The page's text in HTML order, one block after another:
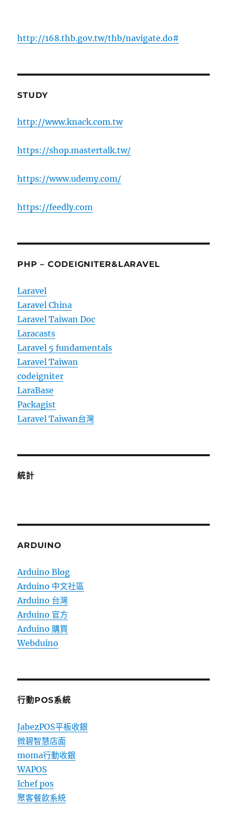
http://168.thb.gov.tw/thb/navigate.do#
STUDY
http://www.knack.com.tw
https://shop.mastertalk.tw/
https://www.udemy.com/
https://feedly.com
PHP – CODEIGNITER&LARAVEL
Laravel
Laravel China
Laravel Taiwan Doc
Laracasts
Laravel 5 fundamentals
Laravel Taiwan
codeigniter
LaraBase
Packagist
Laravel Taiwan台灣
統計
ARDUINO
Arduino Blog
Arduino 中文社區
Arduino 台灣
Arduino 官方
Arduino 購買
Webduino
行動POS系統
JabezPOS平板收銀
微碧智慧店面
moma行動收銀
WAPOS
Ichef pos
聚客餐飲系統